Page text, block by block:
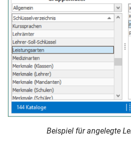
Beispiel für angelegte